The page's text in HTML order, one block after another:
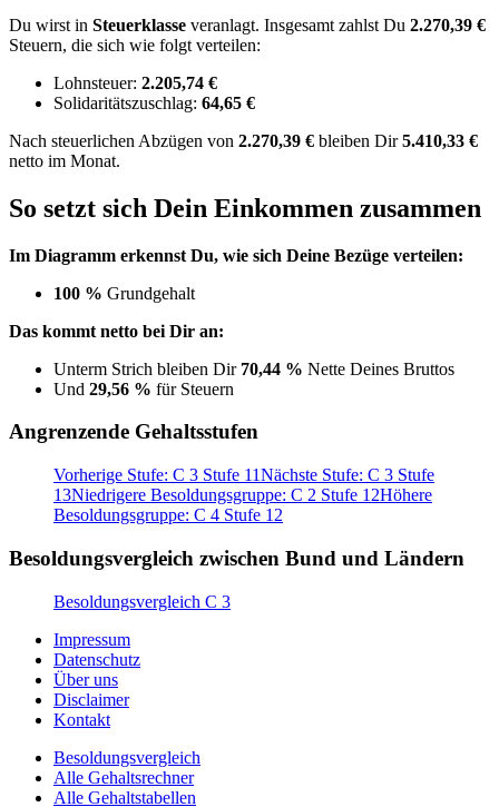
Du wirst in Steuerklasse veranlagt. Insgesamt zahlst Du 2.270,39 €
Steuern, die sich wie folgt verteilen:
Lohnsteuer: 2.205,74 €
Solidaritätszuschlag: 64,65 €
Nach steuerlichen Abzügen von 2.270,39 € bleiben Dir5.410,33 €
netto im Monat.
So setzt sich Dein Einkommen zusammen
Im Diagramm erkennst Du, wie sich Deine Bezüge verteilen:
100 % Grundgehalt
Das kommt netto bei Dir an:
Unterm Strich bleiben Dir 70,44 % Nette Deines Bruttos
Und 29,56 % für Steuern
Angrenzende Gehaltsstufen
Vorherige Stufe: C 3 Stufe 11Nächste Stufe: C 3 Stufe
13Niedrigere Besoldungsgruppe: C 2 Stufe 12Höhere
Besoldungsgruppe: C 4 Stufe 12
Besoldungsvergleich zwischen Bund und Ländern
Besoldungsvergleich C 3
Impressum
Datenschutz
Über uns
Disclaimer
Kontakt
Besoldungsvergleich
Alle Gehaltsrechner
Alle Gehaltstabellen